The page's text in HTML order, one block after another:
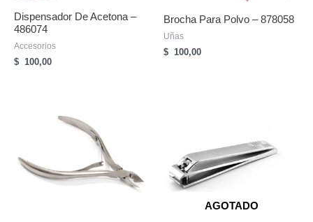
Dispensador De Acetona –
486074
Accesorios
$ 100,00
Brocha Para Polvo – 878058
Uñas
$ 100,00
AGOTADO